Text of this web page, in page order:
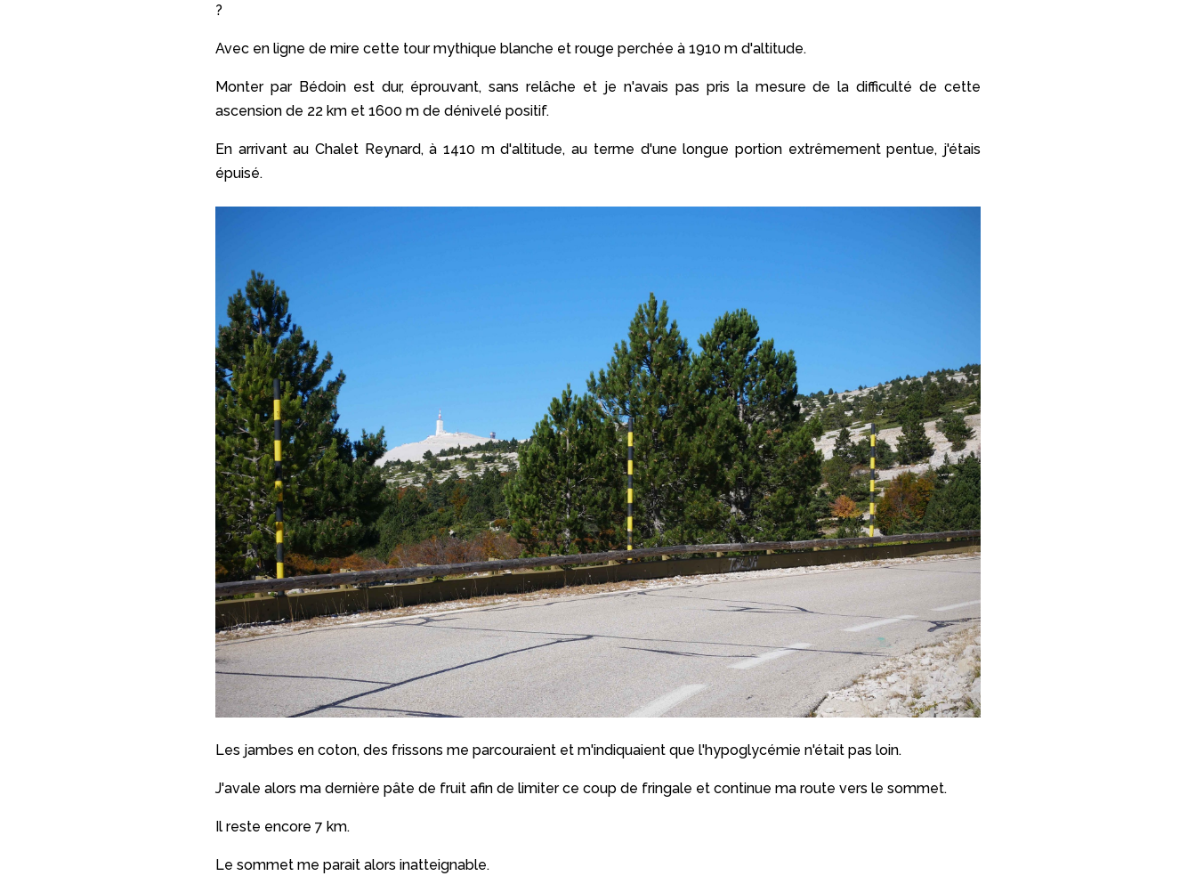
?
Avec en ligne de mire cette tour mythique blanche et rouge perchée à 1910 m d'altitude.
Monter par Bédoin est dur, éprouvant, sans relâche et je n'avais pas pris la mesure de la difficulté de cette
ascension de 22 km et 1600 m de dénivelé positif.
En arrivant au Chalet Reynard, à 1410 m d'altitude, au terme d'une longue portion extrêmement pentue, j'étais
épuisé.
Les jambes en coton, des frissons me parcouraient et m'indiquaient que l'hypoglycémie n'était pas loin.
J'avale alors ma dernière pâte de fruit afin de limiter ce coup de fringale et continue ma route vers le sommet.
Il reste encore 7 km.
Le sommet me parait alors inatteignable.